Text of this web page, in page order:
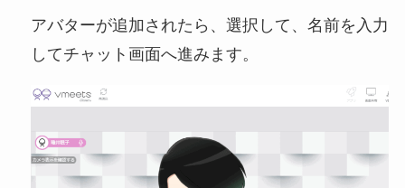
アバターが追加されたら、選択して、名前を入力
してチャット画面へ進みます。